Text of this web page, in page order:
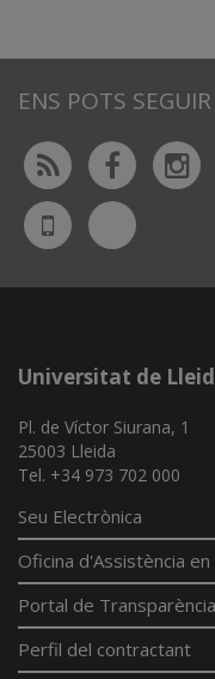
ENS POTS
Rss
UdL
App
Bluesky
Universitat de
Pl. de Víctor Siurana, 1
25003 Lleida
Tel. +34 973 702 000
Seu Electrònica
Oficina d'Assistència
Portal de Transparència
Perfil del contractant